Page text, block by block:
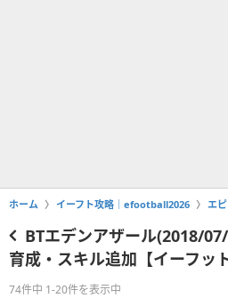
ホーム イーフト攻略｜efootball2026 エ
BTエデンアザール(2018/
育成・スキル追加【イーフッ
74件中 1-20件を表示中